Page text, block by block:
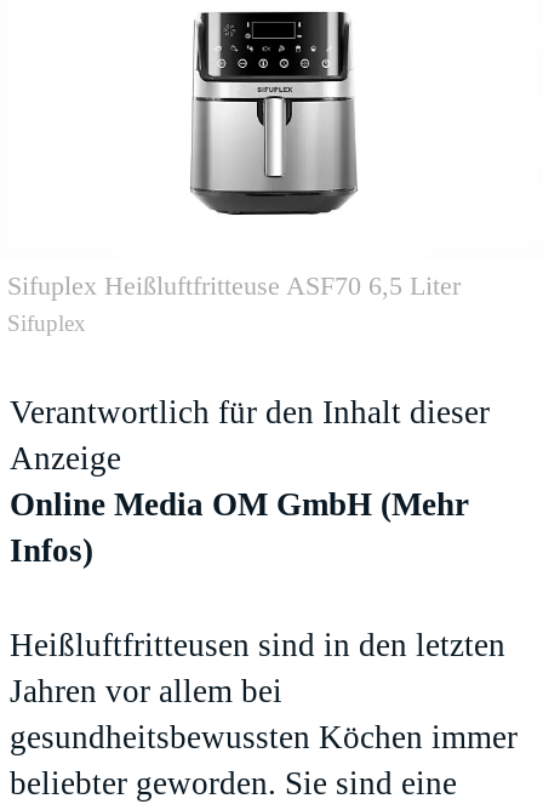
Sifuplex Heißluftfritteuse ASF70 6,5 Liter
Sifuplex
Verantwortlich für den Inhalt dieser
Anzeige
Online Media OM GmbH (Mehr
Infos)
Heißluftfritteusen sind in den letzten
Jahren vor allem bei
gesundheitsbewussten Köchen immer
beliebter geworden. Sie sind eine